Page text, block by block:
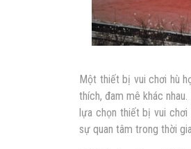
Một thiết bị vui chơi hù
thích, đam mê khác
lựa chọn thiết bị vui
sự quan tâm trong thời